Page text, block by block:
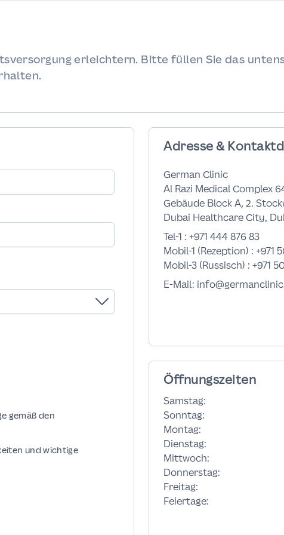
erleichtern. Bitte füllen Sie das
gemäß den
und wichtige
Adresse &
German Clinic
Al Razi Medical Complex
Gebäude Block A, 2.
Dubai Healthcare City,
Tel-1 :+971 444 876 83
Mobil-1 (Rezeption) :+971
Mobil-3 (Russisch) :+971
E-Mail:
Öffnungszeiten
Samstag:
Sonntag:
Montag:
Dienstag:
Mittwoch:
Donnerstag:
Freitag:
Feiertage: